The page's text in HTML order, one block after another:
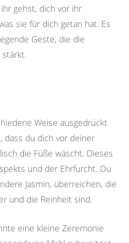
gehst, dich vor ihr
sie für dich getan hat. Es
Geste, die die
stärkt.
Weise ausgedrückt
dass du dich vor deiner
die Füße wäscht. Dieses
und der Ehrfurcht. Du
Jasmin, überreichen, die
und die Reinheit sind.
eine kleine Zeremonie